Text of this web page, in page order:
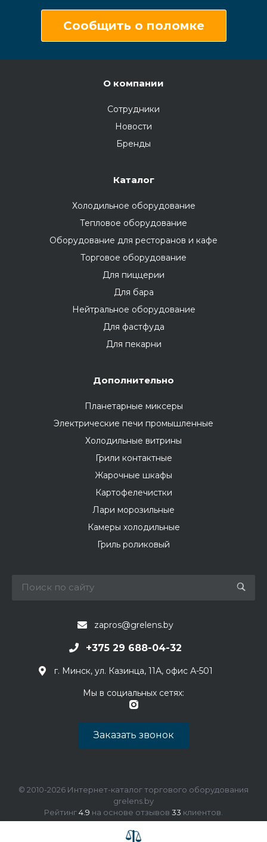
Сообщить о поломке
О компании
Сотрудники
Новости
Бренды
Каталог
Холодильное оборудование
Тепловое оборудование
Оборудование для ресторанов и кафе
Торговое оборудование
Для пиццерии
Для бара
Нейтральное оборудование
Для фастфуда
Для пекарни
Дополнительно
Планетарные миксеры
Электрические печи промышленные
Холодильные витрины
Грили контактные
Жарочные шкафы
Картофелечистки
Лари морозильные
Камеры холодильные
Гриль роликовый
zapros@grelens.by
+375 29 688-04-32
г. Минск, ул. Казинца, 11А, офис А-501
Мы в социальных сетях:
Заказать звонок
© 2010-2026 Интернет-каталог торгового оборудования
grelens.by
Рейтинг4.9 на основе отзывов 33 клиентов.